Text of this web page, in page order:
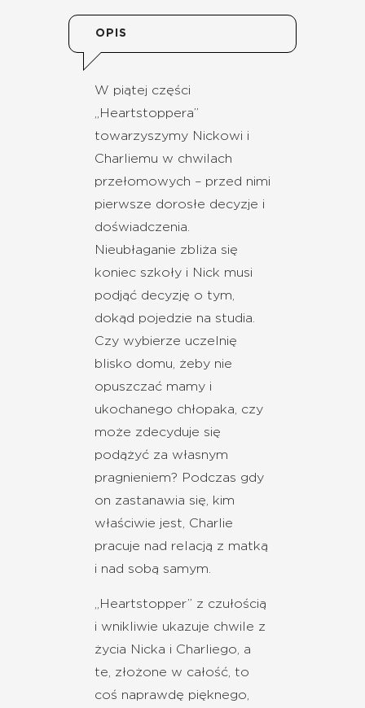
OPIS
W piątej części
„Heartstoppera”
towarzyszymy Nickowi i
Charliemu w chwilach
przełomowych – przed nimi
pierwsze dorosłe decyzje i
doświadczenia.
Nieubłaganie zbliża się
koniec szkoły i Nick musi
podjąć decyzję o tym,
dokąd pojedzie na studia.
Czy wybierze uczelnię
blisko domu, żeby nie
opuszczać mamy i
ukochanego chłopaka, czy
może zdecyduje się
podążyć za własnym
pragnieniem? Podczas gdy
on zastanawia się, kim
właściwie jest, Charlie
pracuje nad relacją z matką
i nad sobą samym.
„Heartstopper” z czułością
i wnikliwie ukazuje chwile z
życia Nicka i Charliego, a
te, złożone w całość, to
coś naprawdę pięknego,